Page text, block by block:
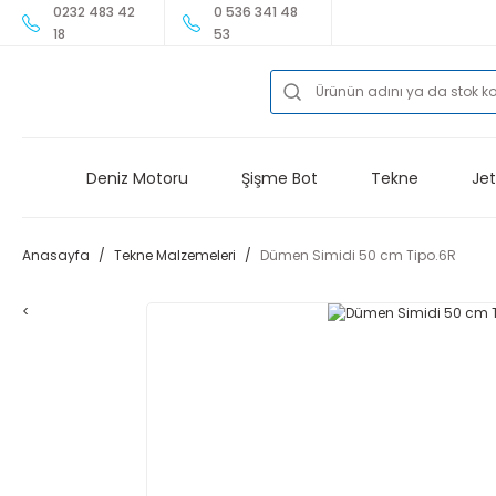
0232 483 42
18
0 536 341 48
53
Deniz Motoru Şişme Bot Tekne
Anasayfa Tekne Malzemeleri Dümen Simidi 50 cm Tipo.6R
<